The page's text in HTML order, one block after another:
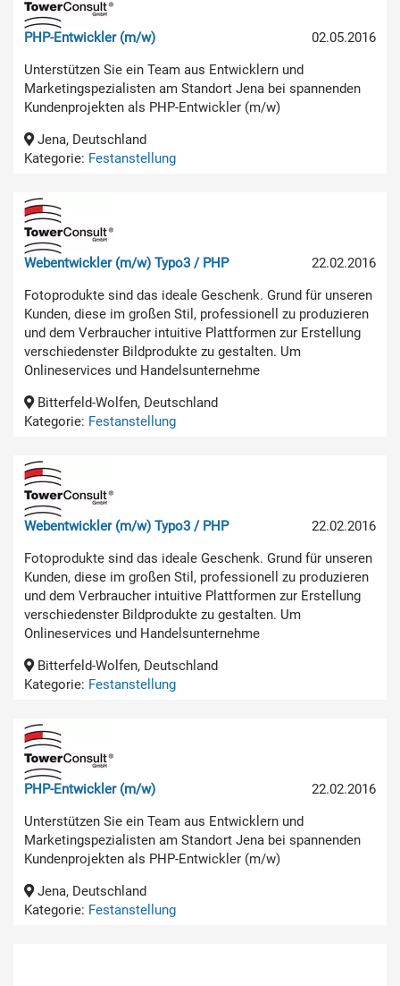
02.05.2016
PHP-Entwickler (m/w)
Unterstützen Sie ein Team aus Entwicklern und
Marketingspezialisten am Standort Jena bei spannenden
Kundenprojekten als PHP-Entwickler (m/w)
Jena, Deutschland
Kategorie: Festanstellung
22.02.2016
Webentwickler (m/w) Typo3 / PHP
Fotoprodukte sind das ideale Geschenk. Grund für unseren
Kunden, diese im großen Stil, professionell zu produzieren
und dem Verbraucher intuitive Plattformen zur Erstellung
verschiedenster Bildprodukte zu gestalten. Um
Onlineservices und Handelsunternehme
Bitterfeld-Wolfen, Deutschland
Kategorie: Festanstellung
22.02.2016
Webentwickler (m/w) Typo3 / PHP
Fotoprodukte sind das ideale Geschenk. Grund für unseren
Kunden, diese im großen Stil, professionell zu produzieren
und dem Verbraucher intuitive Plattformen zur Erstellung
verschiedenster Bildprodukte zu gestalten. Um
Onlineservices und Handelsunternehme
Bitterfeld-Wolfen, Deutschland
Kategorie: Festanstellung
22.02.2016
PHP-Entwickler (m/w)
Unterstützen Sie ein Team aus Entwicklern und
Marketingspezialisten am Standort Jena bei spannenden
Kundenprojekten als PHP-Entwickler (m/w)
Jena, Deutschland
Kategorie: Festanstellung